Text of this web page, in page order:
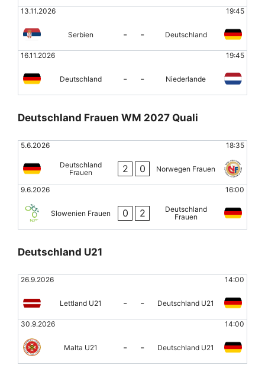
13.11.2026 19:45
Serbien - - Deutschland
16.11.2026 19:45
Deutschland - - Niederlande
Deutschland Frauen WM 2027 Quali
5.6.2026 18:35
Deutschland
Frauen
2 0 Norwegen Frauen
9.6.2026 16:00
Slowenien Frauen 0 2
Deutschland
Frauen
Deutschland U21
26.9.2026 14:00
Lettland U21 - - Deutschland U21
30.9.2026 14:00
Malta U21 - - Deutschland U21